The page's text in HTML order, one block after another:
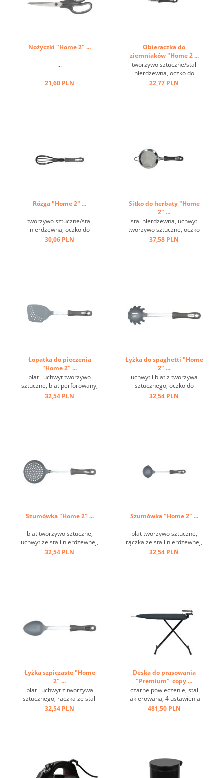
Nożyczki "Home 2" ...
...
21,60 PLN
Obieraczka do
ziemniaków "Home 2 ...
tworzywo sztuczne/stal
nierdzewna, oczko do
zawieszania ...
22,77 PLN
Rózga "Home 2" ...
tworzywo sztuczne/stal
nierdzewna, oczko do
zawieszenia, czarna ...
30,06 PLN
Sitko do herbaty "Home
2" ...
stal nierdzewna, uchwyt
tworzywo sztuczne, oczko
do zawieszania, haczyk ...
37,58 PLN
Łopatka do pieczenia
"Home 2" ...
blat i uchwyt tworzywo
sztuczne, blat perforowany,
metalowe oczko do
32,54 PLN
Łyżka do spaghetti "Home
2" ...
uchwyt i blat z tworzywa
sztucznego, oczko do
zawieszania ...
32,54 PLN
Szumówka "Home 2" ...
blat tworzywo sztuczne,
uchwyt ze stali nierdzewnej,
oczko do zawieszania ...
32,54 PLN
Szumówka "Home 2" ...
blat tworzywo sztuczne,
rączka ze stali nierdzewnej,
uchwyt tworzywo sztuczne,
32,54 PLN
Łyżka szpiczaste "Home
2" ...
blat i uchwyt z tworzywa
sztucznego, rączka ze stali
nierdzewnej, oczko do
32,54 PLN
Deska do prasowania
"Premium"_copy ...
czarne powleczenie, stal
lakierowana, 4 ustawienia
wysokości, haczyk do
481,50 PLN